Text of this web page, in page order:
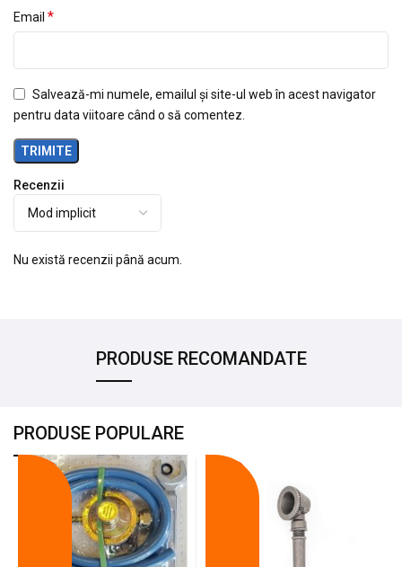
Recenzii
Nu există recenzii până acum.
Email *
Salvează-mi numele, emailul și site-ul web în acest navigator
pentru data viitoare când o să comentez.
PRODUSE RECOMANDATE
PRODUSE POPULARE